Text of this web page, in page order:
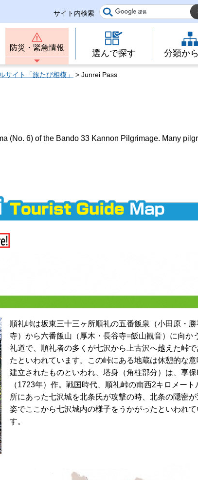
サイト内検索
防災・緊急情報
選んで探す 分類か
サイト「旅たび相模」 > Junrei Pass
(No. 6) of the Bando 33 Kannon Pilgrimage. Many
順礼峠は坂東三十三ヶ所順礼の五番飯泉（小田原・勝
寺）から六番飯山（厚木・長谷寺=飯山観音）に向か
礼道で、順礼者の多くが七沢から上古沢へ越えた峠
たといわれています。この峠にある地蔵は休憩的な
建立されたものといわれ、塔身（角柱部分）は、享
（1723年）作。戦国時代、順礼峠の南西2キロメート
所にあった七沢城を北条氏が攻撃の時、北条の隠密
姿でここから七沢城内の様子をうかがったといわれ
す。